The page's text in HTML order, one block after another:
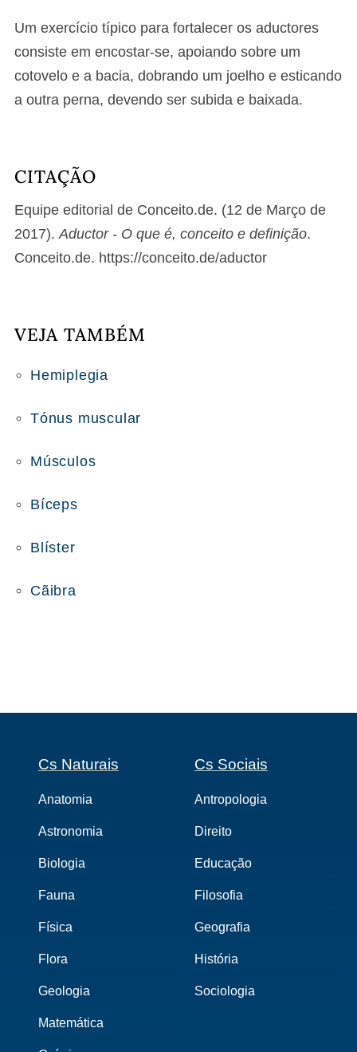
Um exercício típico para fortalecer os aductores
consiste em encostar-se, apoiando sobre um
cotovelo e a bacia, dobrando um joelho e esticando
a outra perna, devendo ser subida e baixada.
CITAÇÃO
Equipe editorial de Conceito.de. (12 de Março de
2017).Aductor - O que é, conceito e definição.
Conceito.de. https://conceito.de/aductor
VEJA TAMBÉM
Hemiplegia
Tónus muscular
Músculos
Bíceps
Blíster
Cãibra
Cs Naturais
Anatomia
Astronomia
Biologia
Fauna
Física
Flora
Geologia
Matemática
Cs Sociais
Antropologia
Direito
Educação
Filosofia
Geografia
História
Sociologia